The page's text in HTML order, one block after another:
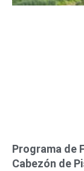
Programa de
Cabezón de